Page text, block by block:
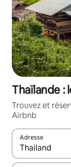
Thaïlande :
Trouvez et
Airbnb
Adresse
Lorsque les